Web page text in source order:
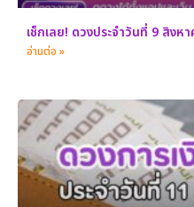
เช็กเลย! ดวงประจำวันที่ 9 สิง
อ่านต่อ »